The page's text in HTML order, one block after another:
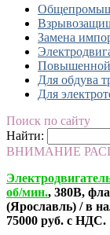
Замена
Для обдува
Для
Поиск по сайту
Найти:
ВНИМАНИЕ
об/мин., 380В,
(Ярославль) / в
75000 руб. с НДС.